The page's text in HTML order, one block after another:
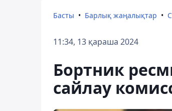
Басты Барлық жаңалықтар
11:34, 13 қараша 2024
Бортник
сайлау